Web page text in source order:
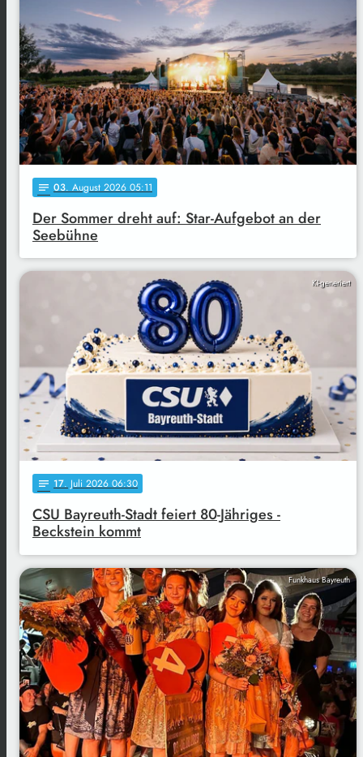
notes 03. August 2026 05:11
Der Sommer dreht auf: Star-Aufgebot an der
Seebühne
KI-generiert
notes 17. Juli 2026 06:30
CSU Bayreuth-Stadt feiert 80-Jähriges -
Beckstein kommt
Funkhaus Bayreuth